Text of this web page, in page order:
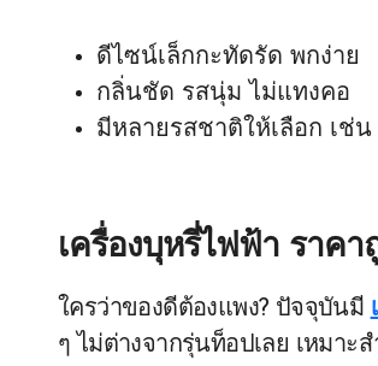
ดีไซน์เล็กกะทัดรัด พกง่าย
กลิ่นชัด รสนุ่ม ไม่แทงคอ
มีหลายรสชาติให้เลือก เช่
เครื่องบุหรี่ไฟฟ้า ราค
ใครว่าของดีต้องแพง? ปัจจุบันมี
ๆ ไม่ต่างจากรุ่นท็อปเลย เหมาะ